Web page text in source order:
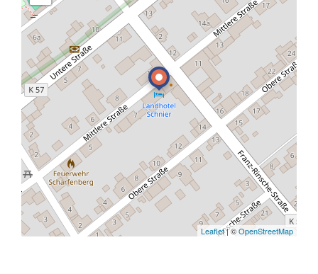
Leaflet| ©OpenStreetMap